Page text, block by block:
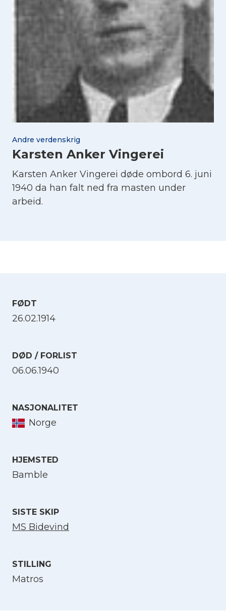
Andre verdenskrig
Karsten Anker Vingerei
Karsten Anker Vingerei døde ombord 6. juni
1940 da han falt ned fra masten under
arbeid.
FØDT
26.02.1914
DØD / FORLIST
06.06.1940
NASJONALITET
Norge
HJEMSTED
Bamble
SISTE SKIP
MS Bidevind
STILLING
Matros
Velg språk
Norsk bokmål